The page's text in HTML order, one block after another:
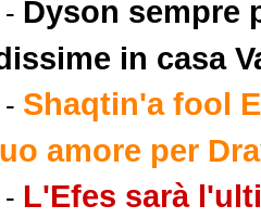
Dyson sempre
in casa
Shaqtin'a fool
amore per
L'Efes sarà